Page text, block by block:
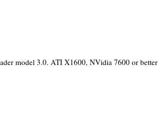
model 3.0. ATI X1600, NVidia 7600 or better